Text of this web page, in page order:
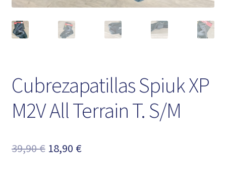
Cubrezapatillas Spiuk XP
M2V All Terrain T. S/M
39,90€ El
18,90 €El